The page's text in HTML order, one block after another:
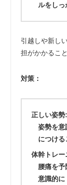
ルをし
引越しや新し
担がかかるこ
対策：
正しい姿勢:
姿勢を意
につける
体幹トレー
腰痛を
意識的に